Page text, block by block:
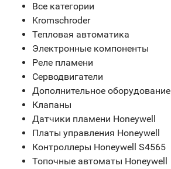
Все категории
Kromschroder
Тепловая автоматика
Электронные компоненты
Реле пламени
Серводвигатели
Дополнительное оборудование
Клапаны
Датчики пламени Honeywell
Платы управления Honeywell
Контроллеры Honeywell S4565
Топочные автоматы Honeywell